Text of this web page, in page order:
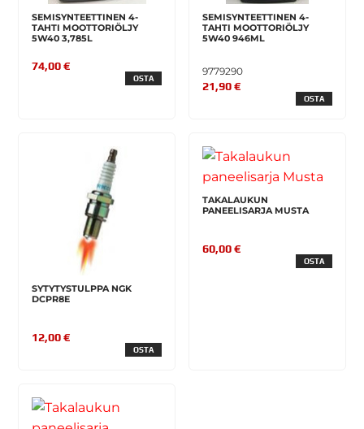
SEMISYNTEETTINEN 4-
TAHTI MOOTTORIÖLJY
5W40 3,785L
74,00 €
OSTA
SEMISYNTEETTINEN 4-
TAHTI MOOTTORIÖLJY
5W40 946ML
9779290
21,90 €
OSTA
SYTYTYSTULPPA NGK
DCPR8E
12,00 €
OSTA
TAKALAUKUN
PANEELISARJA MUSTA
60,00 €
OSTA